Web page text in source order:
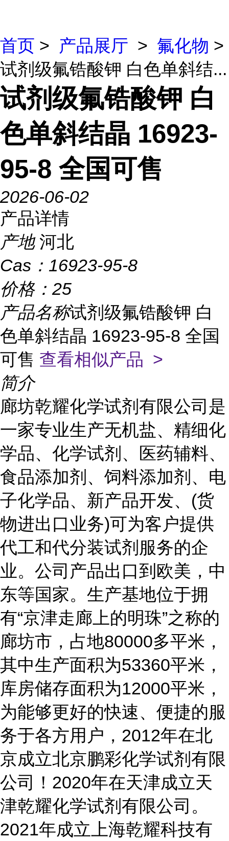
首页 > 产品展厅 > 氟化物 >
试剂级氟锆酸钾 白色单斜结...
试剂级氟锆酸钾 白
色单斜结晶 16923-
95-8 全国可售
2026-06-02
产品详情
产地 河北
Cas： 16923-95-8
价格： 25
产品名称试剂级氟锆酸钾 白
色单斜结晶 16923-95-8 全国
可售 查看相似产品 >
简介
廊坊乾耀化学试剂有限公司是
一家专业生产无机盐、精细化
学品、化学试剂、医药辅料、
食品添加剂、饲料添加剂、电
子化学品、新产品开发、(货
物进出口业务)可为客户提供
代工和代分装试剂服务的企
业。公司产品出口到欧美，中
东等国家。生产基地位于拥
有“京津走廊上的明珠”之称的
廊坊市，占地80000多平米，
其中生产面积为53360平米，
库房储存面积为12000平米，
为能够更好的快速、便捷的服
务于各方用户，2012年在北
京成立北京鹏彩化学试剂有限
公司！2020年在天津成立天
津乾耀化学试剂有限公司。
2021年成立上海乾耀科技有